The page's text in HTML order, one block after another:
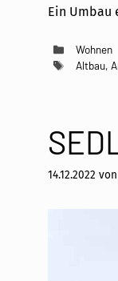
Ein Umbau
Kategorien
Wohnen
Altbau,
14.12.2022 von